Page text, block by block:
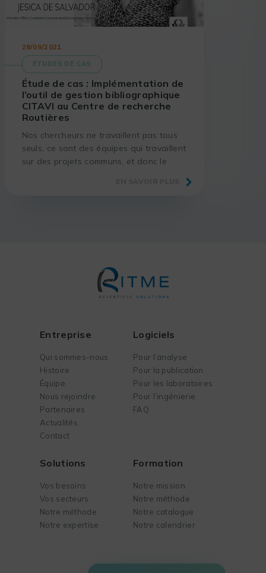
28/09/2021
ÉTUDES DE CAS
Étude de cas : Implémentation de
l’outil de gestion bibliographique
CITAVI au Centre de recherche
Routières
Nos chercheurs ne travaillent pas tous
seuls, ce sont des équipes qui travaillent
sur des projets communs, et donc le
Entreprise
Qui sommes-nous
Histoire
Équipe
Nous rejoindre
Partenaires
Actualités
Contact
Logiciels
Pour l’analyse
Pour la publication
Pour les laboratoires
Pour l’ingénierie
FAQ
Solutions
Vos besoins
Vos secteurs
Notre méthode
Notre expertise
Formation
Notre mission
Notre méthode
Notre catalogue
Notre calendrier